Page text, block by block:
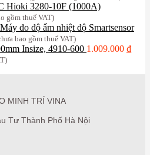
Hioki 3280-10F (1000A)
gồm thuế VAT)
Máy đo độ ẩm nhiệt độ Smartsensor
bao gồm thuế VAT)
Insize, 4910-600 1.009.000 ₫
MINH TRÍ VINA
Tư Thành Phố Hà Nội